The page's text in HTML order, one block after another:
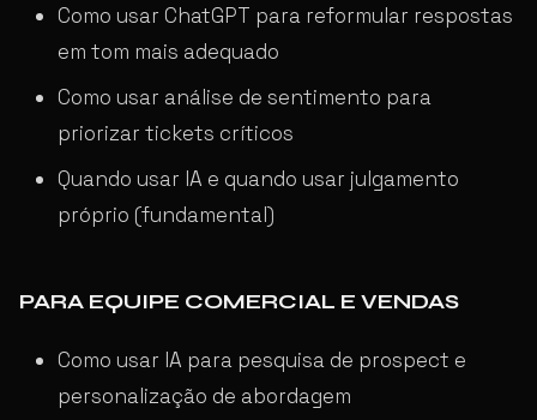
Como usar ChatGPT para reformular respostas
em tom mais adequado
Como usar análise de sentimento para
priorizar tickets críticos
Quando usar IA e quando usar julgamento
próprio (fundamental)
PARA EQUIPE COMERCIAL E VENDAS
Como usar IA para pesquisa de prospect e
personalização de abordagem